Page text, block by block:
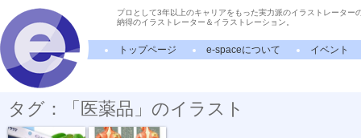
プロとして3年以上のキャリアをもった実力派のイラストレーター
納得のイラストレーター＆イラストレーション。
トップページ e-spaceについて イベント
タグ：「医薬品」のイラスト
サクマ・太田... バンテリン ...